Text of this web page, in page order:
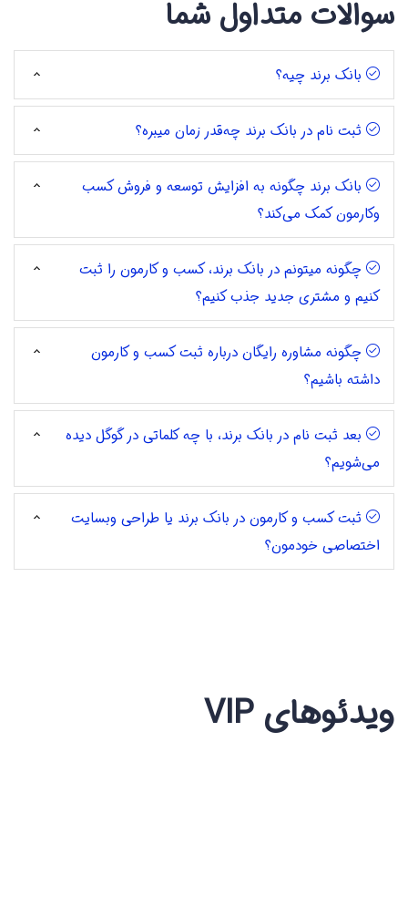
سوالات متداول شما
بانک برند چیه؟
ثبت نام در بانک برند چه‌قدر زمان میبره؟
بانک برند چگونه به افزایش توسعه و فروش کسب
وکارمون کمک می‌کند؟
چگونه میتونم در بانک برند، کسب و کارمون را ثبت
کنیم و مشتری جدید جذب کنیم؟
چگونه مشاوره رایگان درباره ثبت کسب و کارمون
داشته باشیم؟
بعد ثبت نام در بانک برند، با چه کلماتی در گوگل دیده
می‌شویم؟
ثبت کسب و کارمون در بانک برند یا طراحی وبسایت
اختصاصی خودمون؟
ویدئوهای VIP